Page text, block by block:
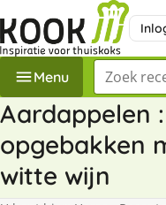
Menu Zoek een
Aardappelen
opgebakken
witte wijn